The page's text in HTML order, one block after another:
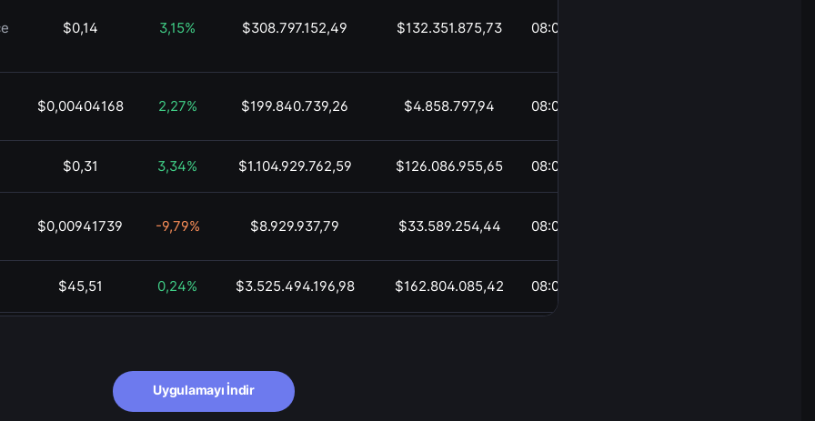
$0,14 3,15% $308.797.152,49 $132.351.875,73 08:03
$0,00404168 2,27% $199.840.739,26 $4.858.797,94 08:03
$0,31 3,34% $1.104.929.762,59 $126.086.955,65 08:03
$0,00941739 -9,79% $8.929.937,79 $33.589.254,44 08:03
$45,51 0,24% $3.525.494.196,98 $162.804.085,42 08:03
2,73% $43.417.276.177,60
Uygulamayı İndir